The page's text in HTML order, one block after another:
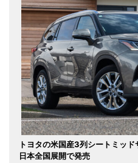
トヨタの米国産3列シートミッ
日本全国展開で発売